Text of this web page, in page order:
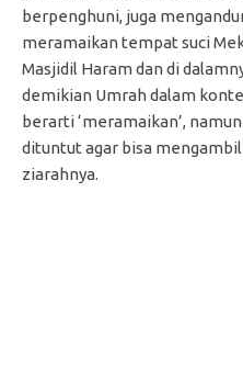
berpenghuni, juga
meramaikan tempat suci
Masjidil Haram dan di
demikian Umrah dalam
berarti ‘meramaikan’,
dituntut agar bisa
ziarahnya.